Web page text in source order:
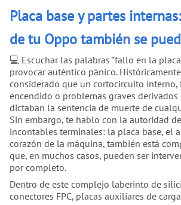
Placa base y partes
de tu Oppo también se
💻 Escuchar las palabras "fallo en la
provocar auténtico pánico.
considerado que un cortocircuito interno,
encendido o problemas graves derivados
dictaban la sentencia de muerte de
Sin embargo, te hablo con la autoridad
incontables terminales: la placa base, el
corazón de la máquina, también está
que, en muchos casos, pueden ser
por completo.
Dentro de este complejo laberinto de
conectores FPC, placas auxiliares de